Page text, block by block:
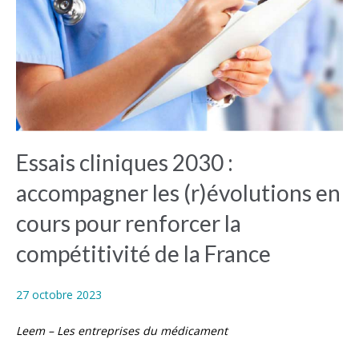
Essais cliniques 2030 :
accompagner les (r)évolutions en
cours pour renforcer la
compétitivité de la France
27 octobre 2023
Leem – Les entreprises du médicament